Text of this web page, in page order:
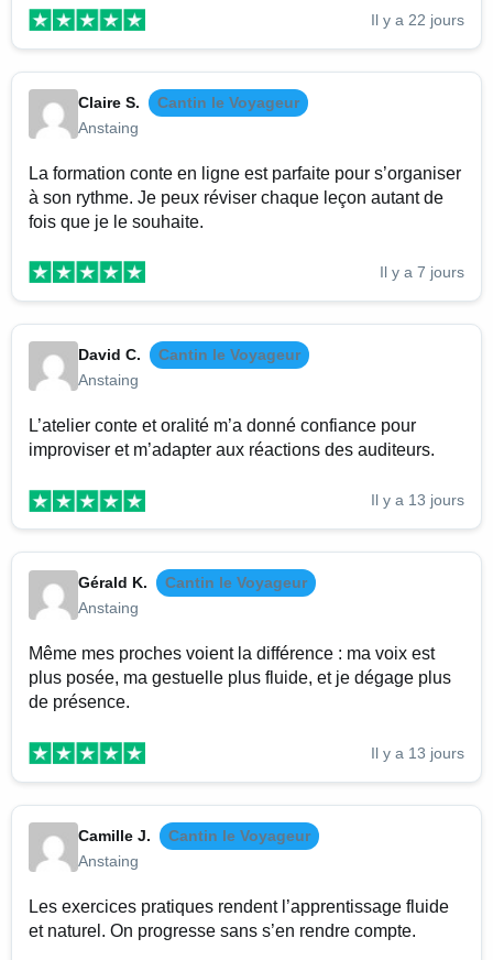
Il y a 22 jours
Claire S.
Cantin le Voyageur
Anstaing
La formation conte en ligne est parfaite pour s’organiser
à son rythme. Je peux réviser chaque leçon autant de
fois que je le souhaite.
Il y a 7 jours
David C.
Cantin le Voyageur
Anstaing
L’atelier conte et oralité m’a donné confiance pour
improviser et m’adapter aux réactions des auditeurs.
Il y a 13 jours
Gérald K.
Cantin le Voyageur
Anstaing
Même mes proches voient la différence : ma voix est
plus posée, ma gestuelle plus fluide, et je dégage plus
de présence.
Il y a 13 jours
Camille J.
Cantin le Voyageur
Anstaing
Les exercices pratiques rendent l’apprentissage fluide
et naturel. On progresse sans s’en rendre compte.